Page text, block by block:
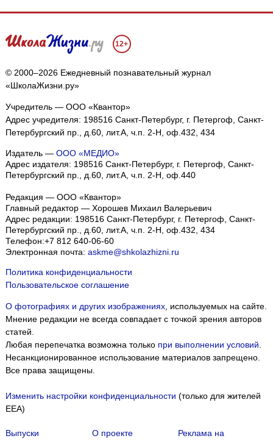
12+
© 2000–2026 Ежедневный познавательный журнал
«ШколаЖизни.ру»
Учредитель — ООО «Квантор»
Адрес учредителя: 198516 Санкт-Петербург, г. Петергоф, Санкт-
Петербургский пр., д.60, лит.А, ч.п. 2-Н, оф.432, 434
Издатель — ООО «МЕДИО»
Адрес издателя: 198516 Санкт-Петербург, г. Петергоф, Санкт-
Петербургский пр., д.60, лит.А, ч.п. 2-Н, оф.440
Редакция — ООО «Квантор»
Главный редактор — Хорошев Михаил Валерьевич
Адрес редакции: 198516 Санкт-Петербург, г. Петергоф Санкт-
Петербургский пр., д.60, лит.А, ч.п. 2-Н, оф.432, 434
Телефон:+7 812 640-06-60
Электронная почта: askme@shkolazhizni.ru
Политика конфиденциальности
Пользовательское соглашение
О фотографиях и других изображениях, используемых на сайте.
Мнение редакции не всегда совпадает с точкой зрения авторов
статей.
Любая перепечатка возможна только при выполнении условий
Несанкционированное использование материалов запрещено.
Все права защищены.
Изменить настройки конфиденциальности (только для жителей
EEA)
Выпуски О проекте
Реклама на